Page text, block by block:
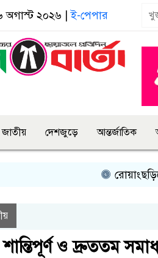
অগাস্ট ২০২৬ |ই-পেপার
জাতীয় দেশজুড়ে আন্তর্জাতিক
রোয়াংছড়িতে
ও দ্রুততম